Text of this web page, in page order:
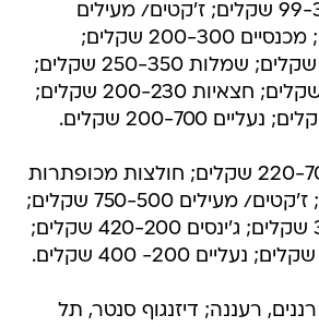
נשים: חולצות 99-329 שקלים; ז'קטים/ מעילים
380-600 שקלים; מכנסיים 200-300 שקלים;
ג'ינסים 250-400 שקלים; שמלות 250-350 שקלים;
סריגים 180-359 שקלים; חצאיות 200-230 שקלים;
גברים: טישירטס 220-70 שקלים; חולצות מכופתרות
230-200 שקלים; ז'קטים/ מעילים 750-500 שקלים;
מכנסיים 300-160 שקלים; ג'ינסים 420-200 שקלים;
רננים, רעננה; דיזנגוף סנטר, תל